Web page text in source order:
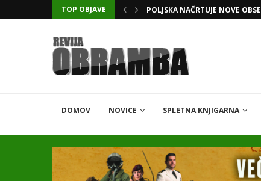
TOP OBJAVE KATARSKI DELNIČAR
DOMOV NOVICE SPLETNA KNJIGARNA